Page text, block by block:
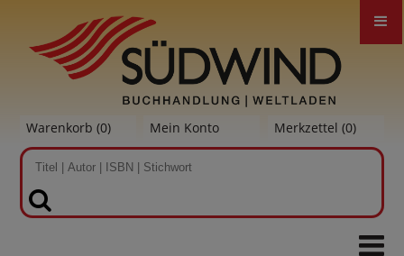
Warenkorb (0) Mein Konto Merkzettel (0)